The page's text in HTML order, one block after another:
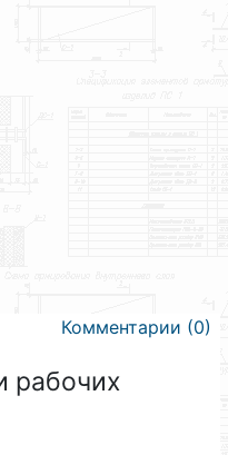
Комментарии (0)
рабочих